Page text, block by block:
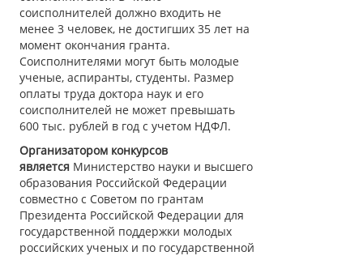
соисполнителей должно входить не
менее 3 человек, не достигших 35 лет на
момент окончания гранта.
Соисполнителями могут быть молодые
ученые, аспиранты, студенты. Размер
оплаты труда доктора наук и его
соисполнителей не может превышать
600 тыс. рублей в год с учетом НДФЛ.
Организатором конкурсов
является Министерство науки и высшего
образования Российской Федерации
совместно с Советом по грантам
Президента Российской Федерации для
государственной поддержки молодых
российских ученых и по государственной